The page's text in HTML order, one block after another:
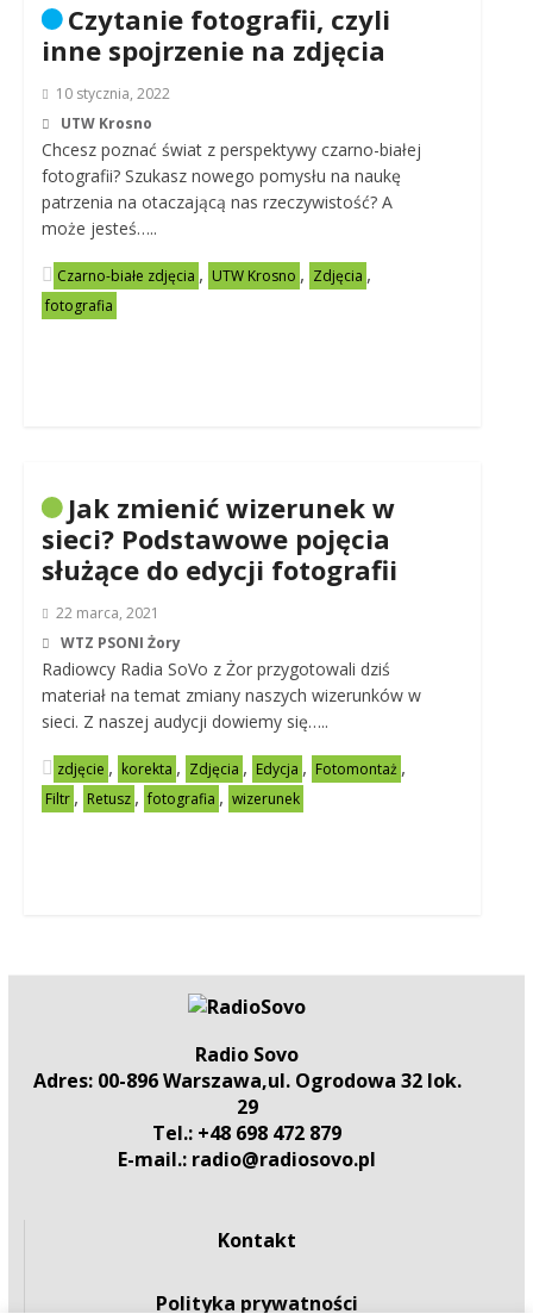
Czytanie fotografii, czyli
inne spojrzenie na zdjęcia
10 stycznia, 2022
UTW Krosno
Chcesz poznać świat z perspektywy czarno-białej
fotografii? Szukasz nowego pomysłu na naukę
patrzenia na otaczającą nas rzeczywistość? A
może jesteś…..
Czarno-białe zdjęcia , UTW Krosno , Zdjęcia ,
fotografia
Jak zmienić wizerunek w
sieci? Podstawowe pojęcia
służące do edycji fotografii
22 marca, 2021
WTZ PSONI Żory
Radiowcy Radia SoVo z Żor przygotowali dziś
materiał na temat zmiany naszych wizerunków w
sieci. Z naszej audycji dowiemy się…..
zdjęcie , korekta , Zdjęcia , Edycja , Fotomontaż ,
Filtr , Retusz , fotografia , wizerunek
Radio Sovo
Adres: 00-896 Warszawa,ul. Ogrodowa 32 lok.
29
Tel.: +48 698 472 879
E-mail.: radio@radiosovo.pl
Kontakt
Polityka prywatności